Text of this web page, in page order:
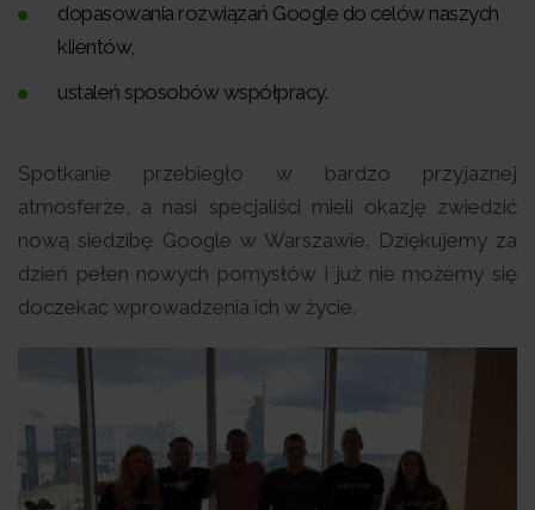
dopasowania rozwiązań Google do celów naszych
klientów,
ustaleń sposobów współpracy.
Spotkanie przebiegło w bardzo przyjaznej
atmosferze, a nasi specjaliści mieli okazję zwiedzić
nową siedzibę Google w Warszawie. Dziękujemy za
dzień pełen nowych pomysłów i już nie możemy się
doczekać wprowadzenia ich w życie.